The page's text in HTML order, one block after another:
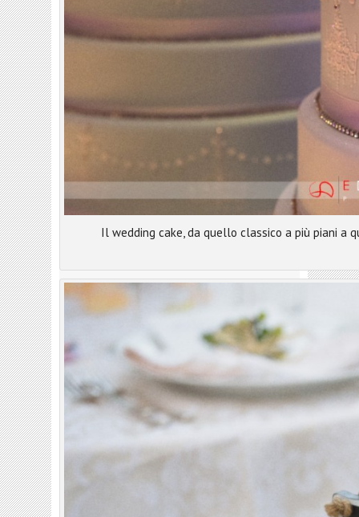
Il wedding cake, da quello classico a più piani a